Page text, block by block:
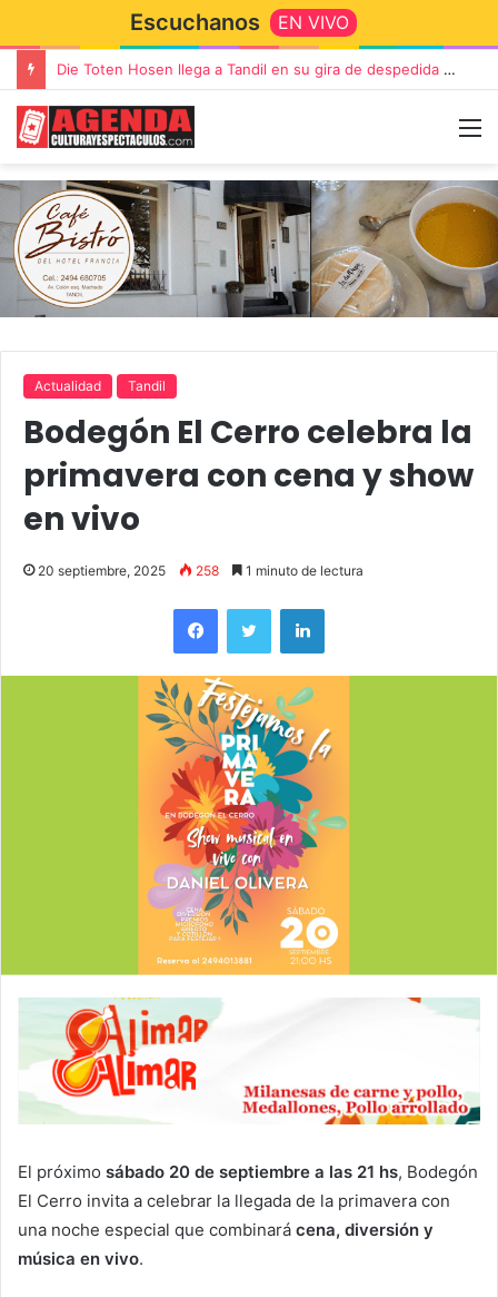
Escuchanos EN VIVO
Die Toten Hosen llega a Tandil en su gira de despedida «Fútbol, Asado, Vino y Adiós Amigos»
Actualidad Tandil
Bodegón El Cerro celebra la
primavera con cena y show
en vivo
20 septiembre, 2025 258 1 minuto de lectura
El próximo sábado 20 de septiembre a las 21 hs, Bodegón
El Cerro invita a celebrar la llegada de la primavera con
una noche especial que combinará cena, diversión y
música en vivo.